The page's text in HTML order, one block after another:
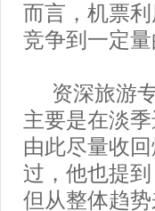
而言，机票
竞争到一定
资深旅游
主要是在淡
由此尽量收
过，他也提
但从整体趋